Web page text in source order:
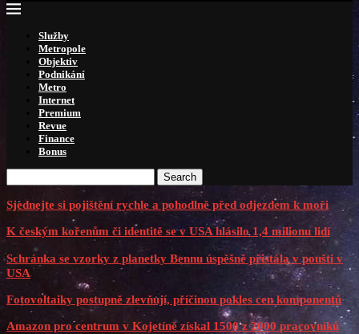
Služby
Metropole
Objektiv
Podnikání
Metro
Internet
Premium
Revue
Finance
Bonus
Search
Sjednejte si pojištění rychle a pohodlně před odjezdem k moři
K českým kořenům či identitě se v USA hlásilo 1,4 milionu lidí
Schránka se vzorky z planetky Bennu úspěšně přistála v poušti v
USA
Fotovoltaiky postupně zlevňují, příčinou pokles cen komponentů
Amazon pro centrum v Kojetíně získal 1500 z 2000 pracovníků